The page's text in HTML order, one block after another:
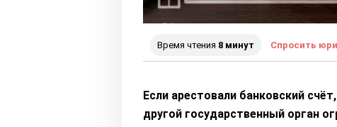
Время чтения 8 минут Спросить
Если арестовали банковский
другой государственный орган